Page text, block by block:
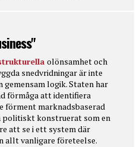
olönsamhet och
snedvridningar är inte
gemensam logik. Staten har
förmåga att identifiera
förment marknadsbaserad
politiskt konstruerat som en
att se i ett system där
allt vanligare företeelse.